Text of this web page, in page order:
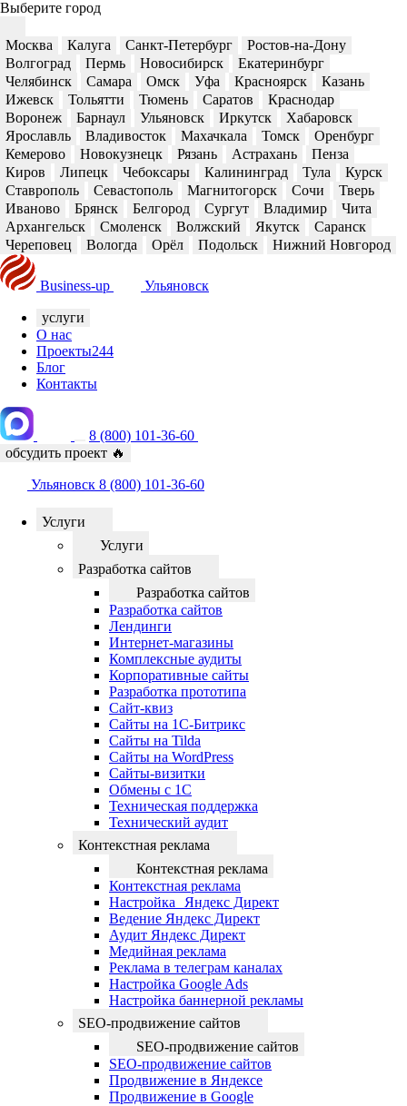
Выберите город
Москва Калуга Санкт-Петербург
Ростов-на-Дону
Волгоград
Пермь Новосибирск
Екатеринбург
Челябинск
Самара Омск Уфа Красноярск
Казань
Ижевск
Тольятти Тюмень Саратов
Краснодар
Воронеж
Барнаул Ульяновск Иркутск
Хабаровск
Ярославль
Владивосток Махачкала Томск
Оренбург
Кемерово
Новокузнецк Рязань Астрахань
Пенза
Киров
Липецк Чебоксары Калининград Тула
Курск
Ставрополь
Севастополь Магнитогорск Сочи
Тверь
Иваново
Брянск Белгород Сургут Владимир
Чита
Архангельск
Смоленск Волжский Якутск
Саранск
Череповец
Вологда Орёл Подольск Нижний Новгород
Business-up Ульяновск
услуги
О нас
Проекты244
Блог
Контакты
8 (800) 101-36-60
обсудить проект 🔥
Ульяновск 8 (800) 101-36-60
Услуги
Услуги
Разработка сайтов
Разработка сайтов
Разработка сайтов
Лендинги
Интернет-магазины
Комплексные аудиты
Корпоративные сайты
Разработка прототипа
Сайт-квиз
Сайты на 1С-Битрикс
Сайты на Tilda
Сайты на WordPress
Сайты-визитки
Обмены с 1С
Техническая поддержка
Технический аудит
Контекстная реклама
Контекстная реклама
Контекстная реклама
Настройка Яндекс Директ
Ведение Яндекс Директ
Аудит Яндекс Директ
Медийная реклама
Реклама в телеграм каналах
Настройка Google Ads
Настройка баннерной рекламы
SEO-продвижение сайтов
SEO-продвижение сайтов
SEO-продвижение сайтов
Продвижение в Яндексе
Продвижение в Google